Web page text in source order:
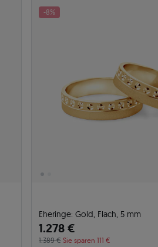
-8%
Eheringe: Gold, Flach, 5 mm
1.278 €
1.389 € Sie sparen 111 €